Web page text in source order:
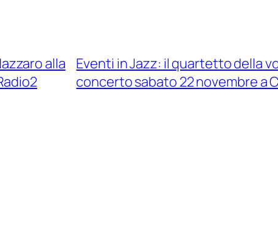
alla
Eventi in Jazz: il quartetto della
concerto sabato 22 novembre a